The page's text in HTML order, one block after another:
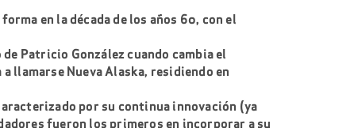
en la década de los años 60, con el
de Patricio González cuando cambia el
llamarse Nueva Alaska, residiendo en
por su continua innovación (ya
fueron los primeros en incorporar a su